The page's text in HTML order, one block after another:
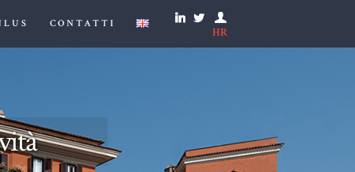
CONTATTI
HR